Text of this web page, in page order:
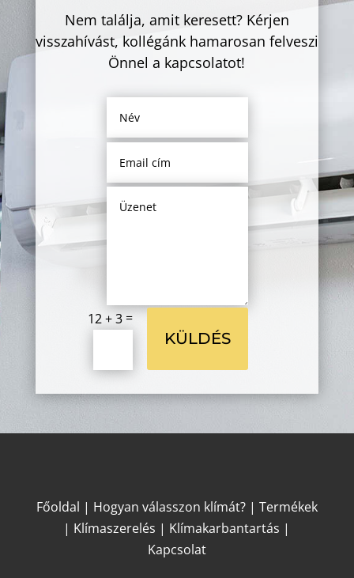
Nem találja, amit keresett? Kérjen
visszahívást, kollégánk hamarosan felveszi
Önnel a kapcsolatot!
12 + 3=
KÜLDÉS
Főoldal | Hogyan válasszon klímát?| Termékek
| Klímaszerelés | Klímakarbantartás |
Kapcsolat